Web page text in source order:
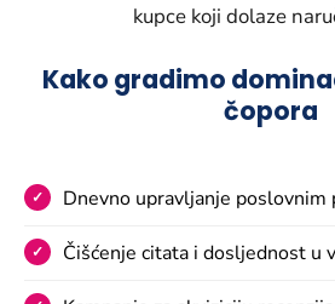
kupce koji dolaze
Kako gradimo
čopora
Dnevno upravljanje
Čišćenje citata i dosljednost u